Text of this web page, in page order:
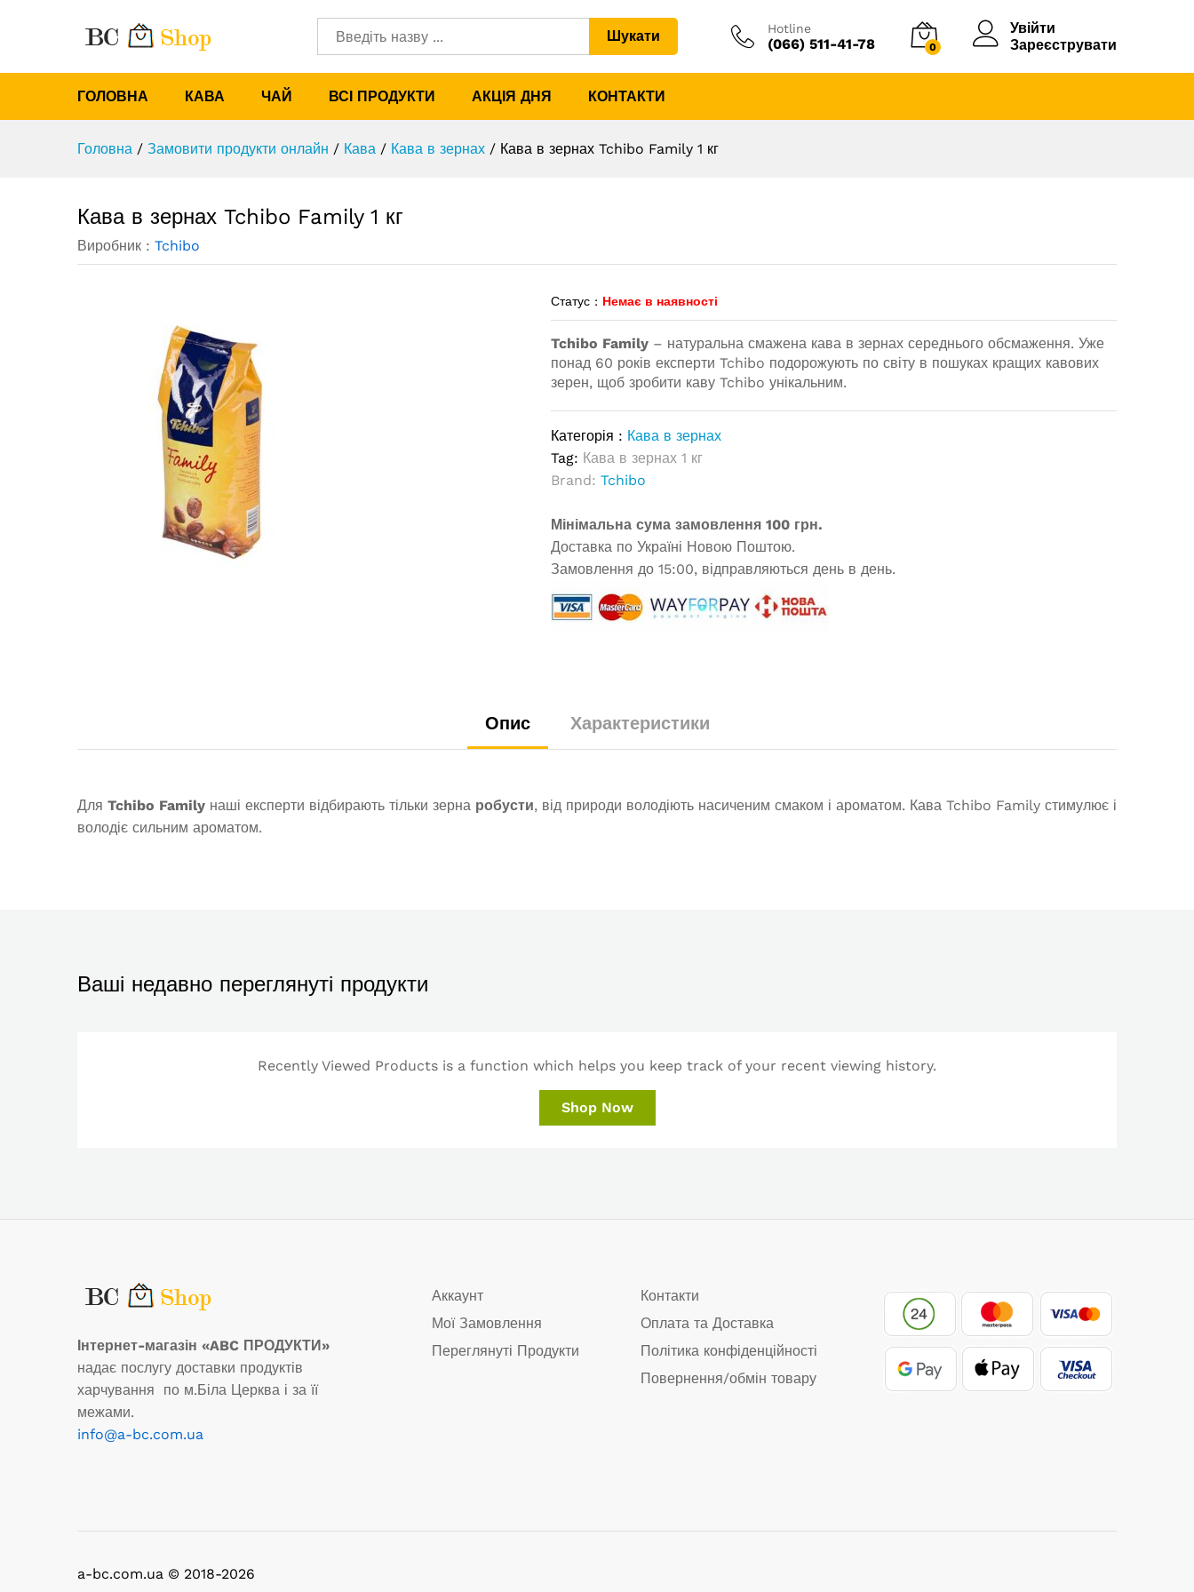
Категорії Шукати Hotline
(066) 511-41-78 0
Увійти
Зареєструвати
ГОЛОВНА КАВА ЧАЙ ВСІ ПРОДУКТИ АКЦІЯ ДНЯ КОНТАКТИ
Головна / Замовити продукти онлайн / Кава / Кава в зернах / Кава в зернах Tchibo Family 1 кг
Кава в зернах Tchibo Family 1 кг
Виробник : Tchibo
Статус : Немає в наявності
Tchibo Family – натуральна смажена кава в зернах середнього обсмаження. Уже
понад 60 років експерти Tchibo подорожують по світу в пошуках кращих кавових
зерен, щоб зробити каву Tchibo унікальним.
Категорія : Кава в зернах
Tag: Кава в зернах 1 кг
Brand:Tchibo
Мінімальна сума замовлення 100 грн.
Доставка по Україні Новою Поштою.
Замовлення до 15:00, відправляються день в день.
Опис Характеристики
Для Tchibo Family наші експерти відбирають тільки зерна робусти, від природи володіють насиченим смаком і ароматом. Кава Tchibo Family стимулює і
володіє сильним ароматом.
Ваші недавно переглянуті продукти
Recently Viewed Products is a function which helps you keep track of your recent viewing history.
Shop Now
Інтернет-магазін «ABC ПРОДУКТИ»
надає послугу доставки продуктів
харчування по м.Біла Церква і за її
межами.
info@a-bc.com.ua
Аккаунт
Мої Замовлення
Переглянуті Продукти
Контакти
Оплата та Доставка
Політика конфіденційності
Повернення/обмін товару
a-bc.com.ua © 2018-2026
Опис